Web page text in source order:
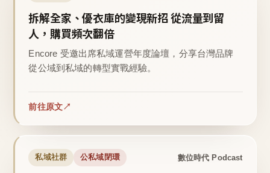
拆解全家、優衣庫的變現新招 從流量到留
人，購買頻次翻倍
Encore 受邀出席私域運營年度論壇，分享台灣品牌
從公域到私域的轉型實戰經驗。
前往原文
私域社群 公私域閉環 數位時代 Podcast